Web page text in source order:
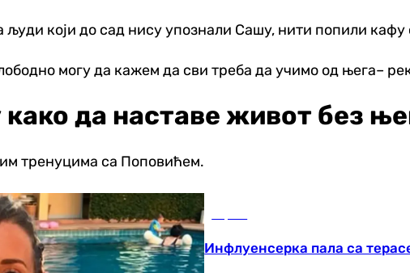
људи који до сад нису упознали Сашу, нити попили
могу да кажем да сви треба да учимо од њега–
како да наставе живот без
тренуцима са Поповићем.
Инфлуенсерка пала са